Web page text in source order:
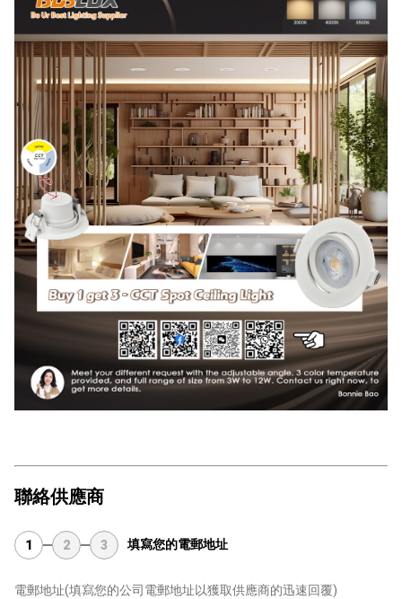
聯絡供應商
1 2 3 填寫您的電郵地址
電郵地址(填寫您的公司電郵地址以獲取供應商的迅速回覆)